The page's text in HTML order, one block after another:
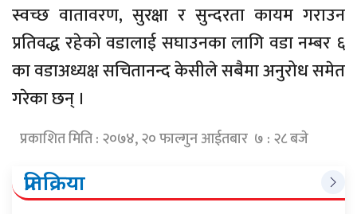
स्वच्छ वातावरण, सुरक्षा र सुन्दरता कायम गराउन
प्रतिवद्ध रहेको वडालाई सघाउनका लागि वडा नम्बर ६
का वडाअध्यक्ष सचितानन्द केसीले सबैमा अनुरोध समेत
गरेका छन् ।
प्रकाशित मिति : २०७४, २० फाल्गुन आईतबार ७ : २८ बजे
प्रतिक्रिया